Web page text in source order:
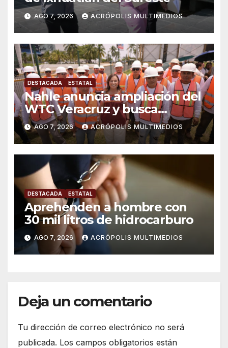
AGO 7, 2026 ACRÓPOLIS MULTIMEDIOS
DESTACADA ESTATAL
Nahle anuncia ampliación del
WTC Veracruz y busca
solución para ingenio en crisis
AGO 7, 2026 ACRÓPOLIS MULTIMEDIOS
DESTACADA ESTATAL
Aprehenden a hombre con
30 mil litros de hidrocarburo
AGO 7, 2026 ACRÓPOLIS MULTIMEDIOS
Deja un comentario
Tu dirección de correo electrónico no será
publicada. Los campos obligatorios están